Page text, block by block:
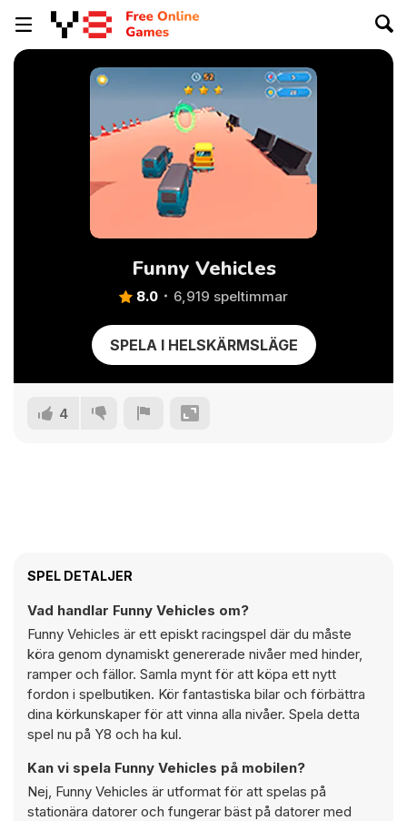
Funny Vehicles
8.0 6,919 speltimmar
SPELA I HELSKÄRMSLÄGE
4
SPEL DETALJER
Vad handlar Funny Vehicles om?
Funny Vehicles är ett episkt racingspel där du måste
köra genom dynamiskt genererade nivåer med hinder,
ramper och fällor. Samla mynt för att köpa ett nytt
fordon i spelbutiken. Kör fantastiska bilar och förbättra
dina körkunskaper för att vinna alla nivåer. Spela detta
spel nu på Y8 och ha kul.
Kan vi spela Funny Vehicles på mobilen?
Nej, Funny Vehicles är utformat för att spelas på
stationära datorer och fungerar bäst på datorer med